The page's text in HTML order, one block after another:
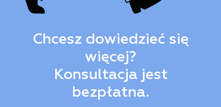
Chcesz dowiedzieć się
więcej?
Konsultacja jest
bezpłatna.